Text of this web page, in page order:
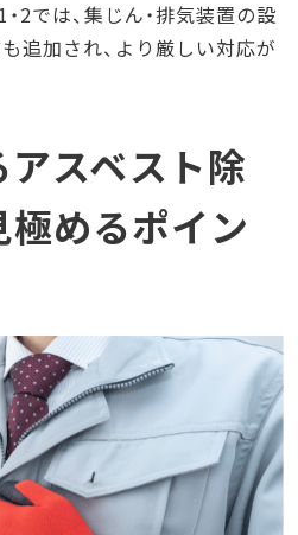
2では、集じん・排気装置の設
追加され、より厳しい対応が
スベスト除
めるポイン